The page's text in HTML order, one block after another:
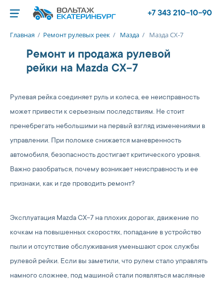
+7 343 210-10-90
Главная / Ремонт рулевых реек / Мазда / Мазда СХ-7
Ремонт и продажа рулевой
рейки на Mazda CX-7
Рулевая рейка соединяет руль и колеса, ее неисправность
может привести к серьезным последствиям. Не стоит
пренебрегать небольшими на первый взгляд изменениями в
управлении. При поломке снижается маневренность
автомобиля, безопасность достигает критического уровня.
Важно разобраться, почему возникает неисправность и ее
признаки, как и где проводить ремонт?
Эксплуатация Mazda CX-7 на плохих дорогах, движение по
кочкам на повышенных скоростях, попадание в устройство
пыли и отсутствие обслуживания уменьшают срок службы
рулевой рейки. Если вы заметили, что рулем стало управлять
намного сложнее, под машиной стали появляться масляные